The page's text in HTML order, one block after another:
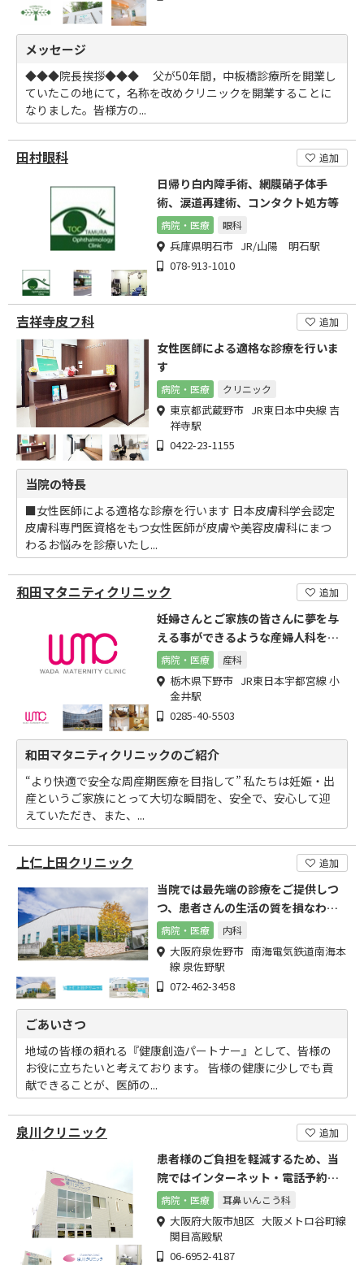
メッセージ
◆◆◆院長挨拶◆◆◆ 父が50年間，中板橋診療所を開業し
ていたこの地にて，名称を改めクリニックを開業することに
なりました。皆様方の...
田村眼科 追加
日帰り白内障手術、網膜硝子体手
術、涙道再建術、コンタクト処方等
病院・医療 眼科
兵庫県明石市 JR/山陽 明石駅
078-913-1010
吉祥寺皮フ科 追加
女性医師による適格な診療を行いま
す
病院・医療 クリニック
東京都武蔵野市 JR東日本中央線 吉
祥寺駅
0422-23-1155
当院の特長
■女性医師による適格な診療を行います 日本皮膚科学会認定
皮膚科専門医資格をもつ女性医師が皮膚や美容皮膚科にまつ
わるお悩みを診療いたし...
和田マタニティクリニック 追加
妊婦さんとご家族の皆さんに夢を与
える事ができるような産婦人科を目
指す
病院・医療 産科
栃木県下野市 JR東日本宇都宮線 小
金井駅
0285-40-5503
和田マタニティクリニックのご紹介
“より快適で安全な周産期医療を目指して” 私たちは妊娠・出
産というご家族にとって大切な瞬間を、安全で、安心して迎
えていただき、また、...
上仁上田クリニック 追加
当院では最先端の診療をご提供しつ
つ、患者さんの生活の質を損なわな
い治療を目指しています。
病院・医療 内科
大阪府泉佐野市 南海電気鉄道南海本
線 泉佐野駅
072-462-3458
ごあいさつ
地域の皆様の頼れる『健康創造パートナー』として、皆様の
お役に立ちたいと考えております。 皆様の健康に少しでも貢
献できることが、医師の...
泉川クリニック 追加
患者様のご負担を軽減するため、当
院ではインターネット・電話予約が
可能です。
病院・医療 耳鼻いんこう科
大阪府大阪市旭区 大阪メトロ谷町線
関目高殿駅
06-6952-4187